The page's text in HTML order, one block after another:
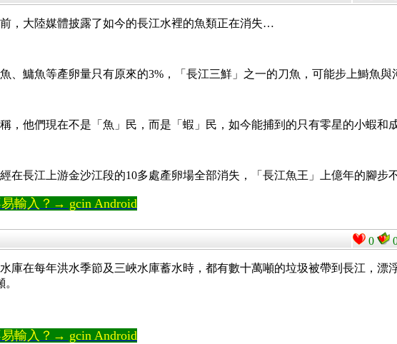
前，大陸媒體披露了如今的長江水裡的魚類正在消失…
、鱅魚等產卵量只有原來的3%，「長江三鮮」之一的刀魚，可能步上鰣魚與
，他們現在不是「魚」民，而是「蝦」民，如今能捕到的只有零星的小蝦和
在長江上游金沙江段的10多處產卵場全部消失，「長江魚王」上億年的腳步
輸入？→ gcin Android
0
庫在每年洪水季節及三峽水庫蓄水時，都有數十萬噸的垃圾被帶到長江，漂
輸入？→ gcin Android